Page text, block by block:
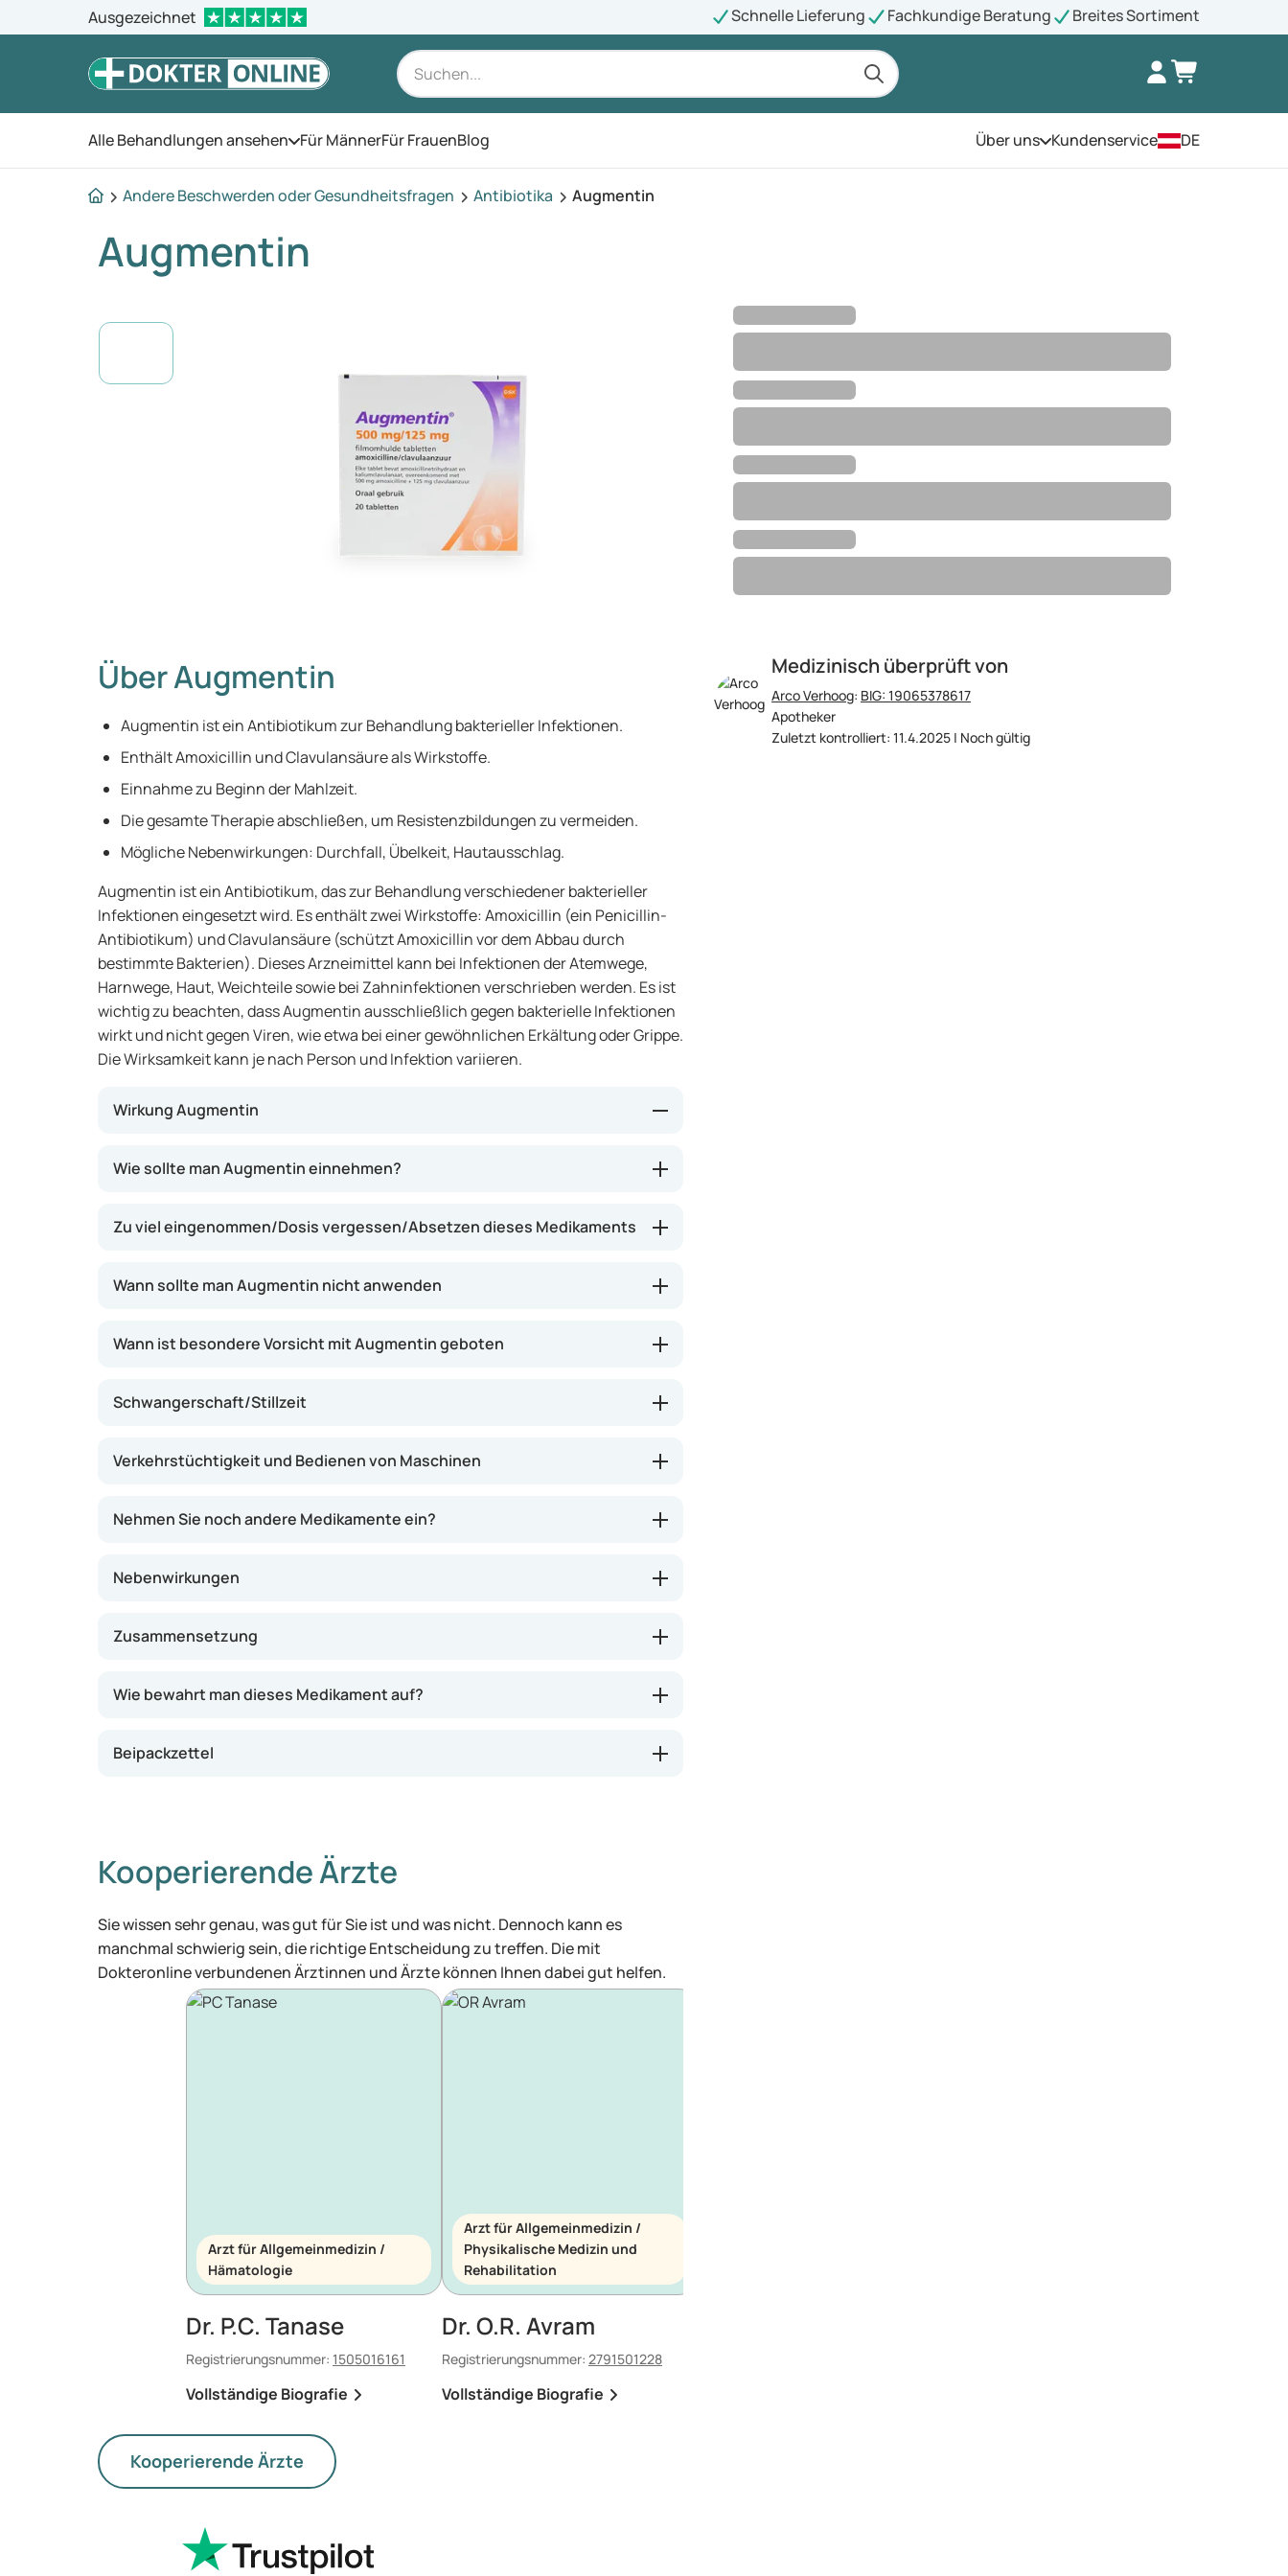
Ausgezeichnet Schnelle Lieferung Fachkundige Beratung Breites Sortiment
Alle Behandlungen ansehen Öffnen Sie das Menü
Für MännerFür FrauenBlog Über unsÖffnen Sie das Menü
Kundenservice DE
Andere Beschwerden oder Gesundheitsfragen Antibiotika Augmentin
Augmentin
Medizinisch überprüft von
Arco Verhoog: BIG: 19065378617
Apotheker
Zuletzt kontrolliert: 11.4.2025 | Noch gültig
Über Augmentin
Augmentin ist ein Antibiotikum zur Behandlung bakterieller Infektionen.
Enthält Amoxicillin und Clavulansäure als Wirkstoffe.
Einnahme zu Beginn der Mahlzeit.
Die gesamte Therapie abschließen, um Resistenzbildungen zu vermeiden.
Mögliche Nebenwirkungen: Durchfall, Übelkeit, Hautausschlag.
Augmentin ist ein Antibiotikum, das zur Behandlung verschiedener bakterieller
Infektionen eingesetzt wird. Es enthält zwei Wirkstoffe: Amoxicillin (ein Penicillin-
Antibiotikum) und Clavulansäure (schützt Amoxicillin vor dem Abbau durch
bestimmte Bakterien). Dieses Arzneimittel kann bei Infektionen der Atemwege,
Harnwege, Haut, Weichteile sowie bei Zahninfektionen verschrieben werden. Es ist
wichtig zu beachten, dass Augmentin ausschließlich gegen bakterielle Infektionen
wirkt und nicht gegen Viren, wie etwa bei einer gewöhnlichen Erkältung oder Grippe.
Die Wirksamkeit kann je nach Person und Infektion variieren.
Wirkung Augmentin
Amoxicillin bekämpft die Bakterien, während Clavulansäure verhindert, dass
kann Augmentin gegen eine Vielzahl bakterieller Infektionen wirksam sein. Das
zu lindern.
Wie sollte man Augmentin einnehmen?
Zu viel eingenommen/Dosis vergessen/Absetzen dieses Medikaments
Wann sollte man Augmentin nicht anwenden
Wann ist besondere Vorsicht mit Augmentin geboten
Schwangerschaft/Stillzeit
Verkehrstüchtigkeit und Bedienen von Maschinen
Nehmen Sie noch andere Medikamente ein?
Nebenwirkungen
Zusammensetzung
Wie bewahrt man dieses Medikament auf?
Beipackzettel
Kooperierende Ärzte
Sie wissen sehr genau, was gut für Sie ist und was nicht. Dennoch kann es
manchmal schwierig sein, die richtige Entscheidung zu treffen. Die mit
Dokteronline verbundenen Ärztinnen und Ärzte können Ihnen dabei gut helfen.
Arzt für Allgemeinmedizin /
Hämatologie
Dr. P.C. Tanase
Registrierungsnummer: 1505016161
Vollständige Biografie
Arzt für Allgemeinmedizin /
Physikalische Medizin und
Rehabilitation
Dr. O.R. Avram
Registrierungsnummer: 2791501228
Vollständige Biografie
Kooperierende Ärzte